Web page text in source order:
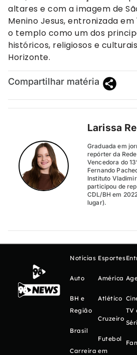
altares e com a imagem de
Menino Jesus, entronizada em
o templo como um dos
históricos, religiosos e
Horizonte.
Compartilhar matéria
Larissa
Graduada em
repórter da
Vencedora do
Fernando
Instituto
participou de
CDL/BH em
lugar).
Notícias
Auto
BH e
Região
Brasil
Carreira
Esportes
América
Atlético
Cruzeiro
Futebol
em
TV